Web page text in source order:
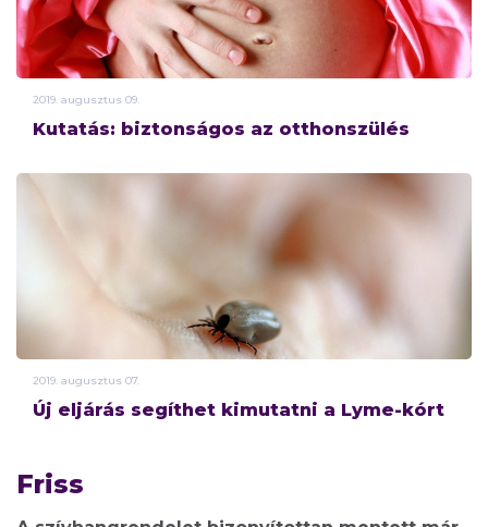
2019. augusztus 09.
Kutatás: biztonságos az otthonszülés
2019. augusztus 07.
Új eljárás segíthet kimutatni a Lyme-kórt
Friss